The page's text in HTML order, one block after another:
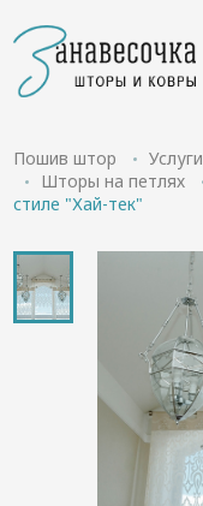
Пошив штор Услуги
Шторы на петлях
стиле "Хай-тек"